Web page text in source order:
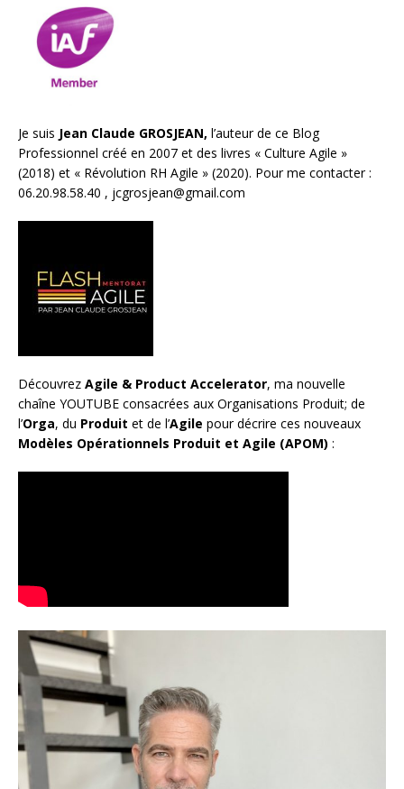
Je suis Jean Claude GROSJEAN, l’auteur de ce Blog
Professionnel créé en 2007 et des livres « Culture Agile »
(2018) et « Révolution RH Agile » (2020). Pour me contacter :
06.20.98.58.40 , jcgrosjean@gmail.com
Découvrez Agile & Product Accelerator, ma nouvelle
chaîne YOUTUBE consacrées aux Organisations Produit; de
l’Orga, du Produit et de l’Agile pour décrire ces nouveaux
Modèles Opérationnels Produit et Agile (APOM) :